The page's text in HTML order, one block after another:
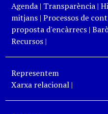
Agenda | Transparència|
mitjans| Processos de
proposta d'encàrrecs|
Recursos|
Representem
Xarxa relacional|